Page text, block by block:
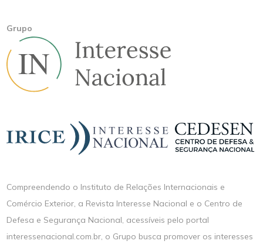
Grupo
Compreendendo o Instituto de Relações Internacionais e
Comércio Exterior, a Revista Interesse Nacional e o Centro de
Defesa e Segurança Nacional, acessíveis pelo portal
interessenacional.com.br, o Grupo busca promover os interesses